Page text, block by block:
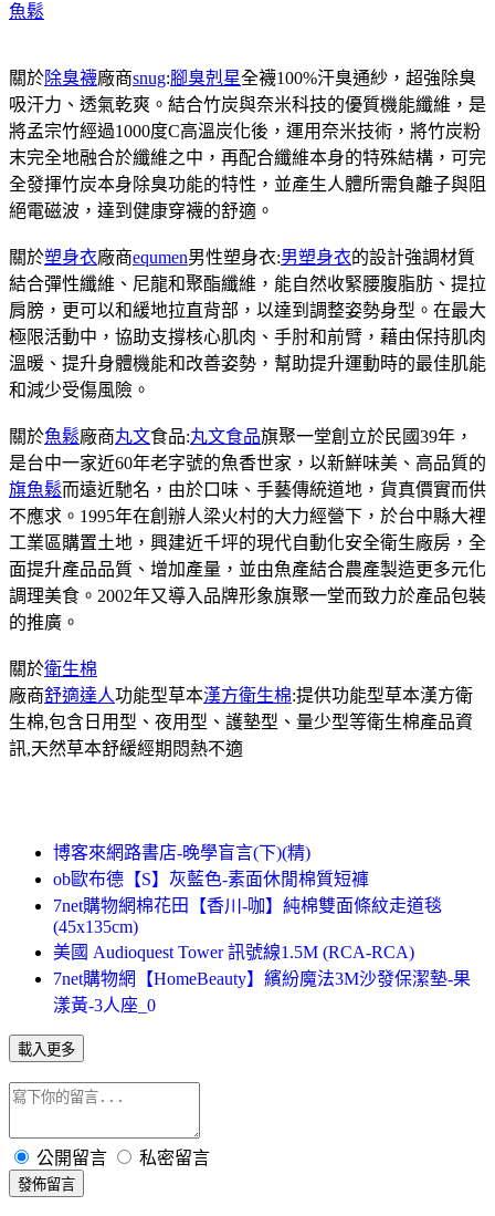
魚鬆
關於除臭襪廠商snug:腳臭剋星全襪100%汗臭通紗，超強除臭
吸汗力、透氣乾爽。結合竹炭與奈米科技的優質機能纖維，是
將孟宗竹經過1000度C高溫炭化後，運用奈米技術，將竹炭粉
末完全地融合於纖維之中，再配合纖維本身的特殊結構，可完
全發揮竹炭本身除臭功能的特性，並產生人體所需負離子與阻
絕電磁波，達到健康穿襪的舒適。
關於塑身衣廠商equmen男性塑身衣:男塑身衣的設計強調材質
結合彈性纖維、尼龍和聚酯纖維，能自然收緊腰腹脂肪、提拉
肩膀，更可以和緩地拉直背部，以達到調整姿勢身型。在最大
極限活動中，協助支撐核心肌肉、手肘和前臂，藉由保持肌肉
溫暖、提升身體機能和改善姿勢，幫助提升運動時的最佳肌能
和減少受傷風險。
關於魚鬆廠商丸文食品:丸文食品旗聚一堂創立於民國39年，
是台中一家近60年老字號的魚香世家，以新鮮味美、高品質的
旗魚鬆而遠近馳名，由於口味、手藝傳統道地，貨真價實而供
不應求。1995年在創辦人梁火村的大力經營下，於台中縣大裡
工業區購置土地，興建近千坪的現代自動化安全衛生廠房，全
面提升產品品質、增加產量，並由魚產結合農產製造更多元化
調理美食。2002年又導入品牌形象旗聚一堂而致力於產品包裝
的推廣。
關於衛生棉
廠商舒適達人功能型草本漢方衛生棉:提供功能型草本漢方衛
生棉,包含日用型、夜用型、護墊型、量少型等衛生棉產品資
訊,天然草本舒緩經期悶熱不適
博客來網路書店-晚學盲言(下)(精)
ob歐布德【S】灰藍色-素面休閒棉質短褲
7net購物網棉花田【香川-咖】純棉雙面條紋走道毯
(45x135cm)
美國 Audioquest Tower 訊號線1.5M (RCA-RCA)
7net購物網【HomeBeauty】繽紛魔法3M沙發保潔墊-果
漾黃-3人座_0
載入更多
公開留言 私密留言
發佈留言